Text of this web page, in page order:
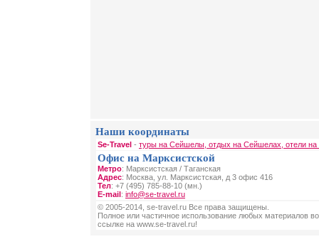
Наши координаты
Se-Travel - туры на Сейшелы, отдых на Сейшелах, отели
Офис на Марксистской
Метро: Марксистская / Таганская
Адрес: Москва, ул. Марксистская, д 3 офис 416
Тел: +7 (495) 785-88-10 (мн.)
E-mail: info@se-travel.ru
© 2005-2014, se-travel.ru Все права защищены.
Полное или частичное использование любых материалов
ссылке на www.se-travel.ru!